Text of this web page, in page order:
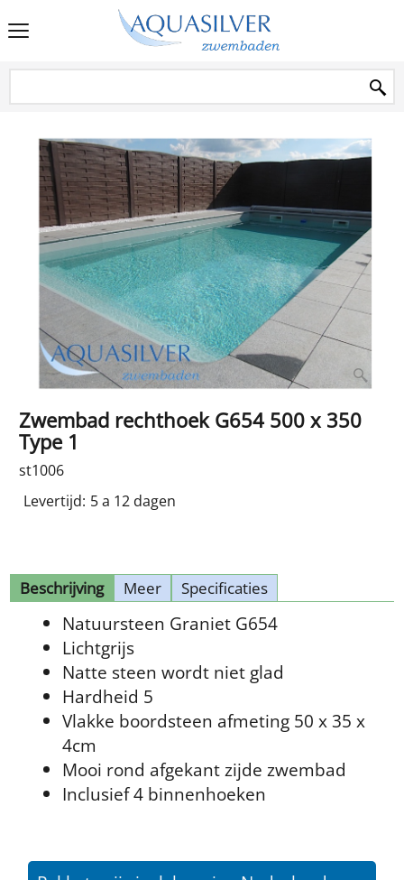
Zwembad rechthoek G654 500 x 350
Type 1
st1006
Levertijd: 5 a 12 dagen
Beschrijving Meer Specificaties
Natuursteen Graniet G654
Lichtgrijs
Natte steen wordt niet glad
Hardheid 5
Vlakke boordsteen afmeting 50 x 35 x
4cm
Mooi rond afgekant zijde zwembad
Inclusief 4 binnenhoeken